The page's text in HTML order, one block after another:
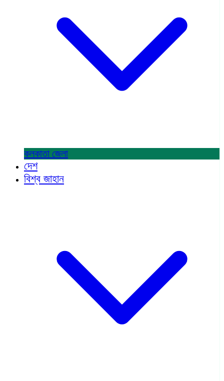
কলকাতা জেলা
দেশ
বিশ্ব জাহান